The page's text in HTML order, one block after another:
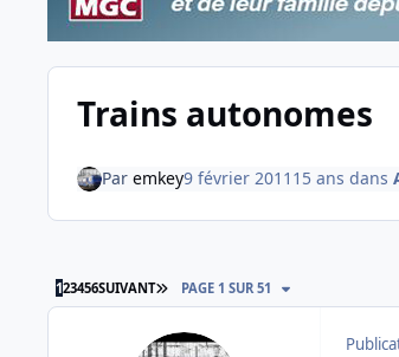
Trains autonomes
Par emkey9 février 2011 15 ans dans
123456SUIVANT DERNIÈRE PAGE
PAGE 1 SUR 51